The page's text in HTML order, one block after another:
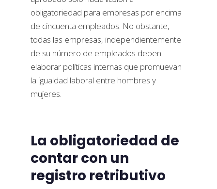
obligatoriedad para empresas por encima
de cincuenta empleados. No obstante,
todas las empresas, independientemente
de su número de empleados deben
elaborar políticas internas que promuevan
la igualdad laboral entre hombres y
mujeres.
La obligatoriedad de
contar con un
registro retributivo